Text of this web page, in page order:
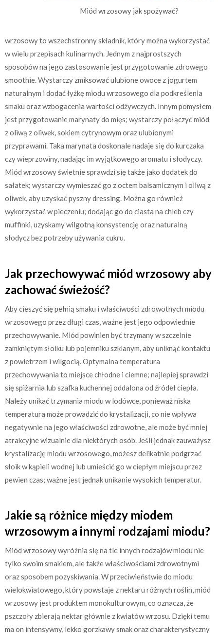
Miód wrzosowy jak spożywać?
wrzosowy to wszechstronny składnik, który można wykorzystać
w wielu przepisach kulinarnych. Jednym z najprostszych
sposobów na jego zastosowanie jest przygotowanie zdrowego
smoothie. Wystarczy zmiksować ulubione owoce z jogurtem
naturalnym i dodać łyżkę miodu wrzosowego dla podkreślenia
smaku oraz wzbogacenia wartości odżywczych. Innym pomysłem
jest przygotowanie marynaty do mięs; wystarczy połączyć miód
z oliwą z oliwek, sokiem cytrynowym oraz ulubionymi
przyprawami. Taka marynata doskonale nadaje się do kurczaka
czy wieprzowiny, nadając im wyjątkowego aromatu i słodyczy.
Miód wrzosowy świetnie sprawdzi się także jako dodatek do
sałatek; wystarczy wymieszać go z octem balsamicznym i oliwą z
oliwek, aby uzyskać pyszny dressing. Można go również
wykorzystać w pieczeniu; dodając go do ciasta na chleb czy
muffinki, uzyskamy wilgotną konsystencję oraz naturalną
słodycz bez potrzeby używania cukru.
Jak przechowywać miód wrzosowy aby
zachować świeżość?
Aby cieszyć się pełnią smaku i właściwości zdrowotnych miodu
wrzosowego przez długi czas, ważne jest jego odpowiednie
przechowywanie. Miód powinien być trzymany w szczelnie
zamkniętym słoiku lub pojemniku szklanym, aby uniknąć kontaktu
z powietrzem i wilgocią. Optymalna temperatura
przechowywania to miejsce chłodne i ciemne; najlepiej sprawdzi
się spiżarnia lub szafka kuchennej oddalona od źródeł ciepła.
Należy unikać trzymania miodu w lodówce, ponieważ niska
temperatura może prowadzić do krystalizacji, co nie wpływa
negatywnie na jego właściwości zdrowotne, ale może być mniej
atrakcyjne wizualnie dla niektórych osób. Jeśli jednak zauważysz
krystalizację miodu wrzosowego, możesz delikatnie podgrzać
słoik w kąpieli wodnej lub umieścić go w ciepłym miejscu przez
pewien czas; ważne jest jednak unikanie wysokich temperatur.
Jakie są różnice między miodem
wrzosowym a innymi rodzajami miodu?
Miód wrzosowy wyróżnia się na tle innych rodzajów miodu nie
tylko swoim smakiem, ale także właściwościami zdrowotnymi
oraz sposobem pozyskiwania. W przeciwieństwie do miodu
wielokwiatowego, który powstaje z nektaru różnych roślin, miód
wrzosowy jest produktem monokulturowym, co oznacza, że
pszczoły zbierają nektar głównie z kwiatów wrzosu. Dzięki temu
ma on intensywny, lekko gorzkawy smak oraz charakterystyczny